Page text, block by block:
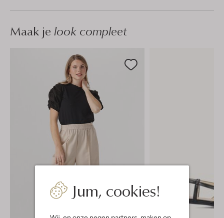
Jum, cookies!
Maak je look compleet